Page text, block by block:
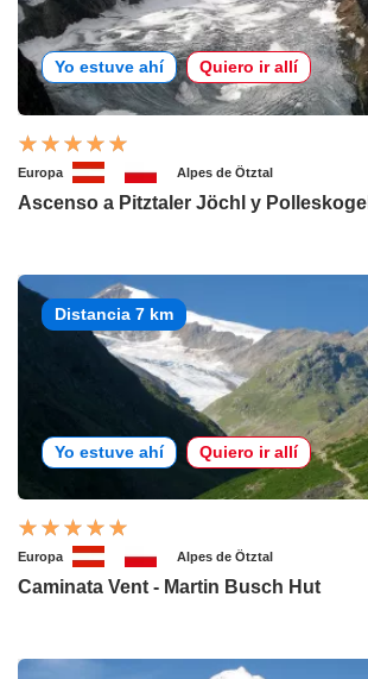
Yo estuve ahí Quiero ir allí
Europa Alpes de Ötztal
Ascenso a Pitztaler Jöchl y Polleskogel
Distancia 7 km
Yo estuve ahí Quiero ir allí
Europa Alpes de Ötztal
Caminata Vent - Martin Busch Hut